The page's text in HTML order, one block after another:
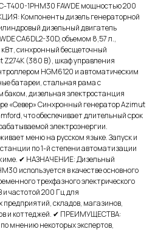
Т400-1РНМ30 FAWDE мощностью 200
Компоненты дизель генераторной
дизельный двигатель
CA6DL2-30D, объемом 8,57 л.,
синхронный бесщеточный
(380 В), шкаф управления
HGM6120 и автоматическим
батареи, стальная рама с
дизельная электростанция
«Север» Синхронный генератор Azimut
что обеспечивает длительный срок
электроэнергии.
меню на русском языке. Запуск и
по 1-й степени автоматизации
✔ НАЗНАЧЕНИЕ: Дизельный
используется в качестве основного
трехфазного электрического
частотой 200 Гц для
складов, магазинов,
и коттеджей. ✔ ПРЕИМУЩЕСТВА:
мнению некоторых экспертов,